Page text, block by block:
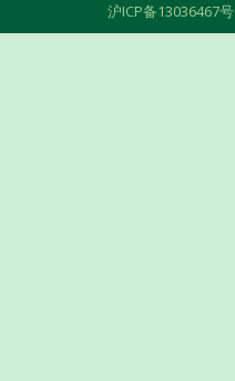
沪ICP备13036467号